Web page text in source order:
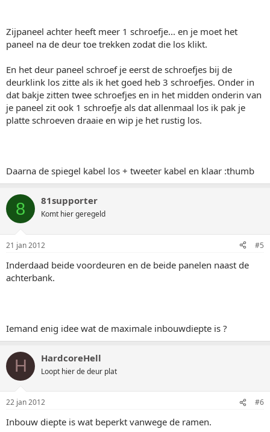
Zijpaneel achter heeft meer 1 schroefje... en je moet het
paneel na de deur toe trekken zodat die los klikt.
En het deur paneel schroef je eerst de schroefjes bij de
deurklink los zitte als ik het goed heb 3 schroefjes. Onder in
dat bakje zitten twee schroefjes en in het midden onderin van
je paneel zit ook 1 schroefje als dat allenmaal los ik pak je
platte schroeven draaie en wip je het rustig los.
Daarna de spiegel kabel los + tweeter kabel en klaar :thumb
8 81supporter
Komt hier geregeld
21 jan 2012 #5
Inderdaad beide voordeuren en de beide panelen naast de
achterbank.
Iemand enig idee wat de maximale inbouwdiepte is ?
H HardcoreHell
Loopt hier de deur plat
22 jan 2012 #6
Inbouw diepte is wat beperkt vanwege de ramen.